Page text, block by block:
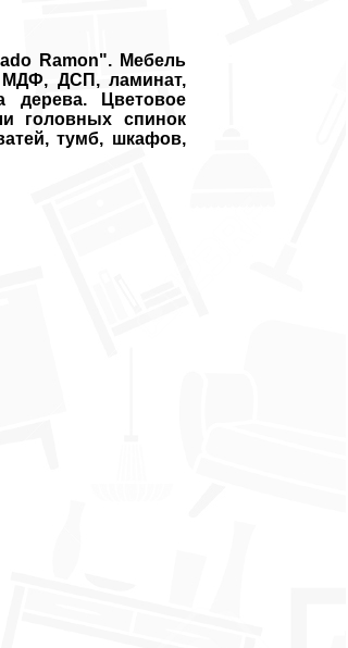
Ramon". Мебель
МДФ, ДСП, ламинат,
дерева. Цветовое
головных спинок
тумб, шкафов,